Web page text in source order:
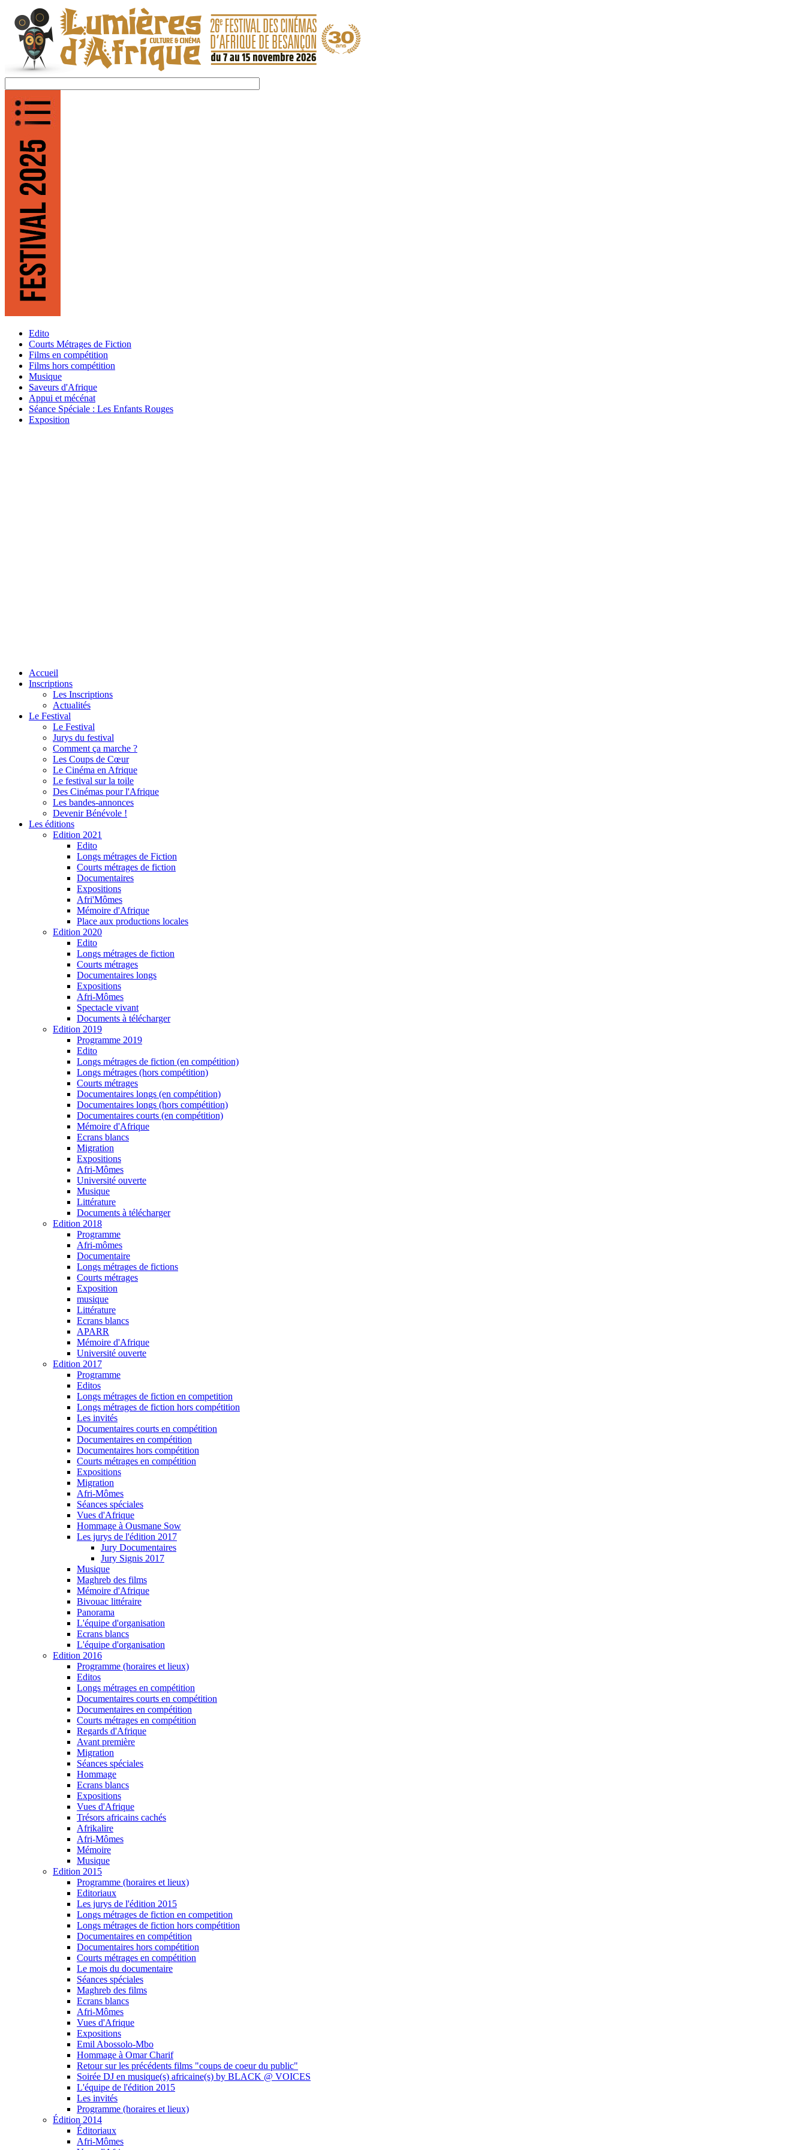
Edito
Courts Métrages de Fiction
Films en compétition
Films hors compétition
Musique
Saveurs d'Afrique
Appui et mécénat
Séance Spéciale : Les Enfants Rouges
Exposition
Accueil
Inscriptions
Les Inscriptions
Actualités
Le Festival
Le Festival
Jurys du festival
Comment ça marche ?
Les Coups de Cœur
Le Cinéma en Afrique
Le festival sur la toile
Des Cinémas pour l'Afrique
Les bandes-annonces
Devenir Bénévole !
Les éditions
Edition 2021
Edito
Longs métrages de Fiction
Courts métrages de fiction
Documentaires
Expositions
Afri'Mômes
Mémoire d'Afrique
Place aux productions locales
Edition 2020
Edito
Longs métrages de fiction
Courts métrages
Documentaires longs
Expositions
Afri-Mômes
Spectacle vivant
Documents à télécharger
Edition 2019
Programme 2019
Edito
Longs métrages de fiction (en compétition)
Longs métrages (hors compétition)
Courts métrages
Documentaires longs (en compétition)
Documentaires longs (hors compétition)
Documentaires courts (en compétition)
Mémoire d'Afrique
Ecrans blancs
Migration
Expositions
Afri-Mômes
Université ouverte
Musique
Littérature
Documents à télécharger
Edition 2018
Programme
Afri-mômes
Documentaire
Longs métrages de fictions
Courts métrages
Exposition
musique
Littérature
Ecrans blancs
APARR
Mémoire d'Afrique
Université ouverte
Edition 2017
Programme
Editos
Longs métrages de fiction en competition
Longs métrages de fiction hors compétition
Les invités
Documentaires courts en compétition
Documentaires en compétition
Documentaires hors compétition
Courts métrages en compétition
Expositions
Migration
Afri-Mômes
Séances spéciales
Vues d'Afrique
Hommage à Ousmane Sow
Les jurys de l'édition 2017
Jury Documentaires
Jury Signis 2017
Musique
Maghreb des films
Mémoire d'Afrique
Bivouac littéraire
Panorama
L'équipe d'organisation
Ecrans blancs
L'équipe d'organisation
Edition 2016
Programme (horaires et lieux)
Editos
Longs métrages en compétition
Documentaires courts en compétition
Documentaires en compétition
Courts métrages en compétition
Regards d'Afrique
Avant première
Migration
Séances spéciales
Hommage
Ecrans blancs
Expositions
Vues d'Afrique
Trésors africains cachés
Afrikalire
Afri-Mômes
Mémoire
Musique
Edition 2015
Programme (horaires et lieux)
Editoriaux
Les jurys de l'édition 2015
Longs métrages de fiction en competition
Longs métrages de fiction hors compétition
Documentaires en compétition
Documentaires hors compétition
Courts métrages en compétition
Le mois du documentaire
Séances spéciales
Maghreb des films
Ecrans blancs
Afri-Mômes
Vues d'Afrique
Expositions
Emil Abossolo-Mbo
Hommage à Omar Charif
Retour sur les précédents films "coups de coeur du public"
Soirée DJ en musique(s) africaine(s) by BLACK @ VOICES
L'équipe de l'édition 2015
Les invités
Programme (horaires et lieux)
Édition 2014
Éditoriaux
Afri-Mômes